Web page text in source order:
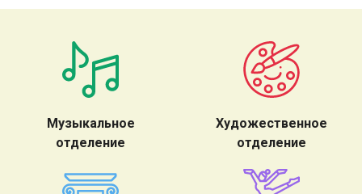
Музыкальное
отделение
Художественное
отделение